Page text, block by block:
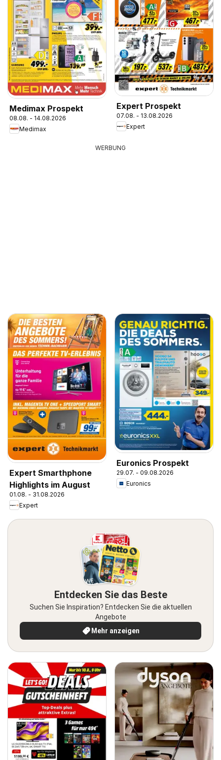
Medimax Prospekt
08.08. - 14.08.2026
Medimax
Expert Prospekt
07.08. - 13.08.2026
Expert
WERBUNG
Expert Smarthphone
Highlights im August
01.08. - 31.08.2026
Expert
Euronics Prospekt
29.07. - 09.08.2026
Euronics
Entdecken Sie das Beste
Suchen Sie Inspiration? Entdecken Sie die aktuellen
Angebote
Mehr anzeigen